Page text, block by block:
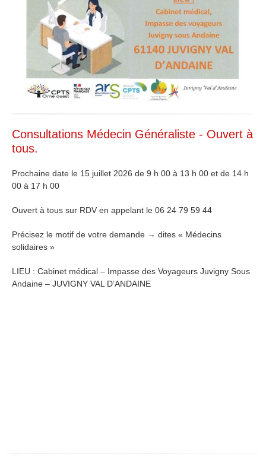
Consultations Médecin Généraliste - Ouvert à
tous.
Prochaine date le 15 juillet 2026 de 9 h 00 à 13 h 00 et de 14 h
00 à 17 h 00
Ouvert à tous sur RDV en appelant le 06 24 79 59 44
Précisez le motif de votre demande → dites « Médecins
solidaires »
LIEU : Cabinet médical – Impasse des Voyageurs Juvigny Sous
Andaine – JUVIGNY VAL D’ANDAINE